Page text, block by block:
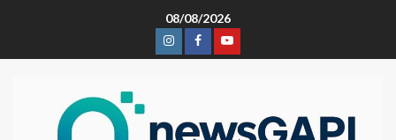
08/08/2026